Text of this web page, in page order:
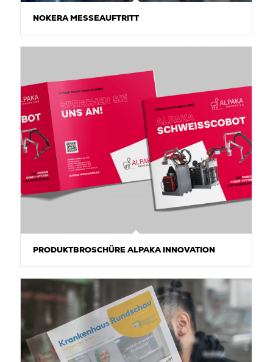
NOKERA MESSEAUFTRITT
PRODUKTBROSCHÜRE ALPAKA INNOVATION